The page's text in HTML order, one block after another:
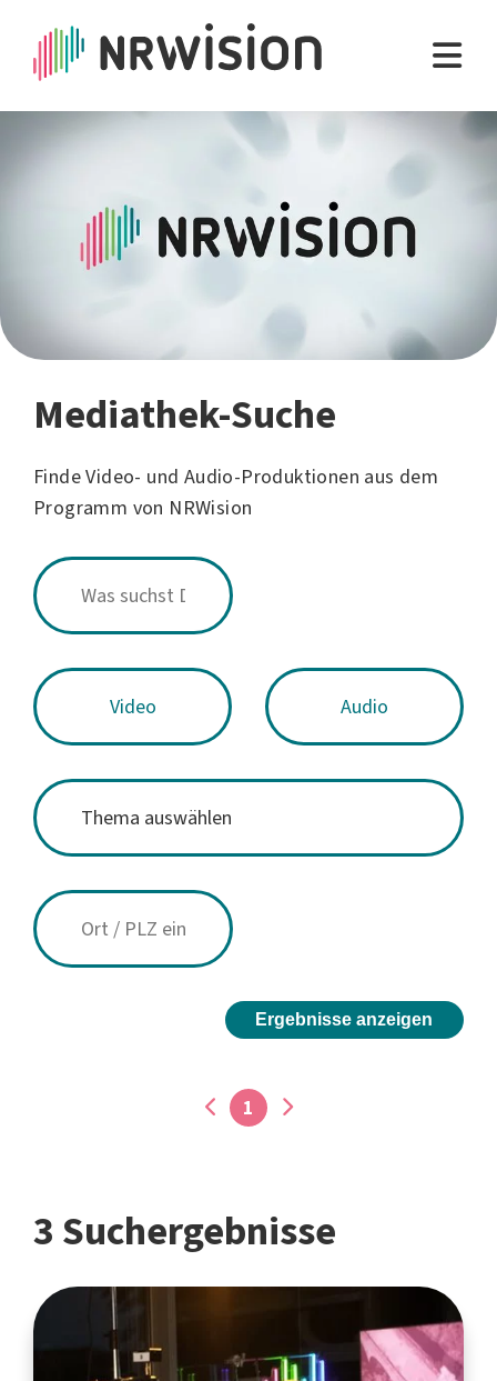
Mediathek-Suche
Finde Video- und Audio-Produktionen aus dem
Programm von NRWision
Video Audio
Ergebnisse anzeigen
1
3 Suchergebnisse